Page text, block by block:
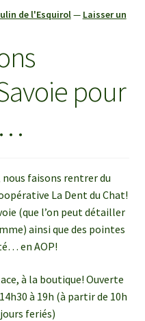
de l'Esquirol— Laisser un
pour
nous faisons rentrer du
La Dent du Chat!
(que l’on peut détailler
ainsi que des pointes
en AOP!
à la boutique! Ouverte
à 19h (à partir de 10h
feriés)